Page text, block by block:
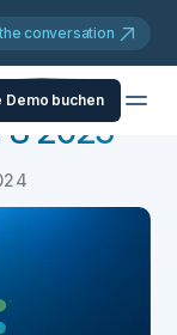
conversation
Demo buchen
2025